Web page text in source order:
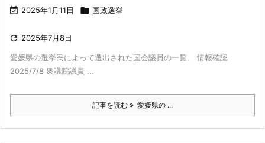
 2025年1月11日  国政選挙
 2025年7月8日
愛媛県の選挙民によって選出された国会議員の一覧。 情報確認
2025/7/8 衆議院議員 ...
記事を読む 愛媛県の ...